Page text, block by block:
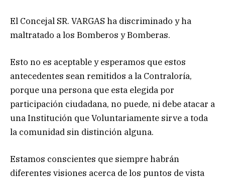
El Concejal SR. VARGAS ha discriminado y ha
maltratado a los Bomberos y Bomberas.
Esto no es aceptable y esperamos que estos
antecedentes sean remitidos a la Contraloría,
porque una persona que esta elegida por
participación ciudadana, no puede, ni debe atacar a
una Institución que Voluntariamente sirve a toda
la comunidad sin distinción alguna.
Estamos conscientes que siempre habrán
diferentes visiones acerca de los puntos de vista